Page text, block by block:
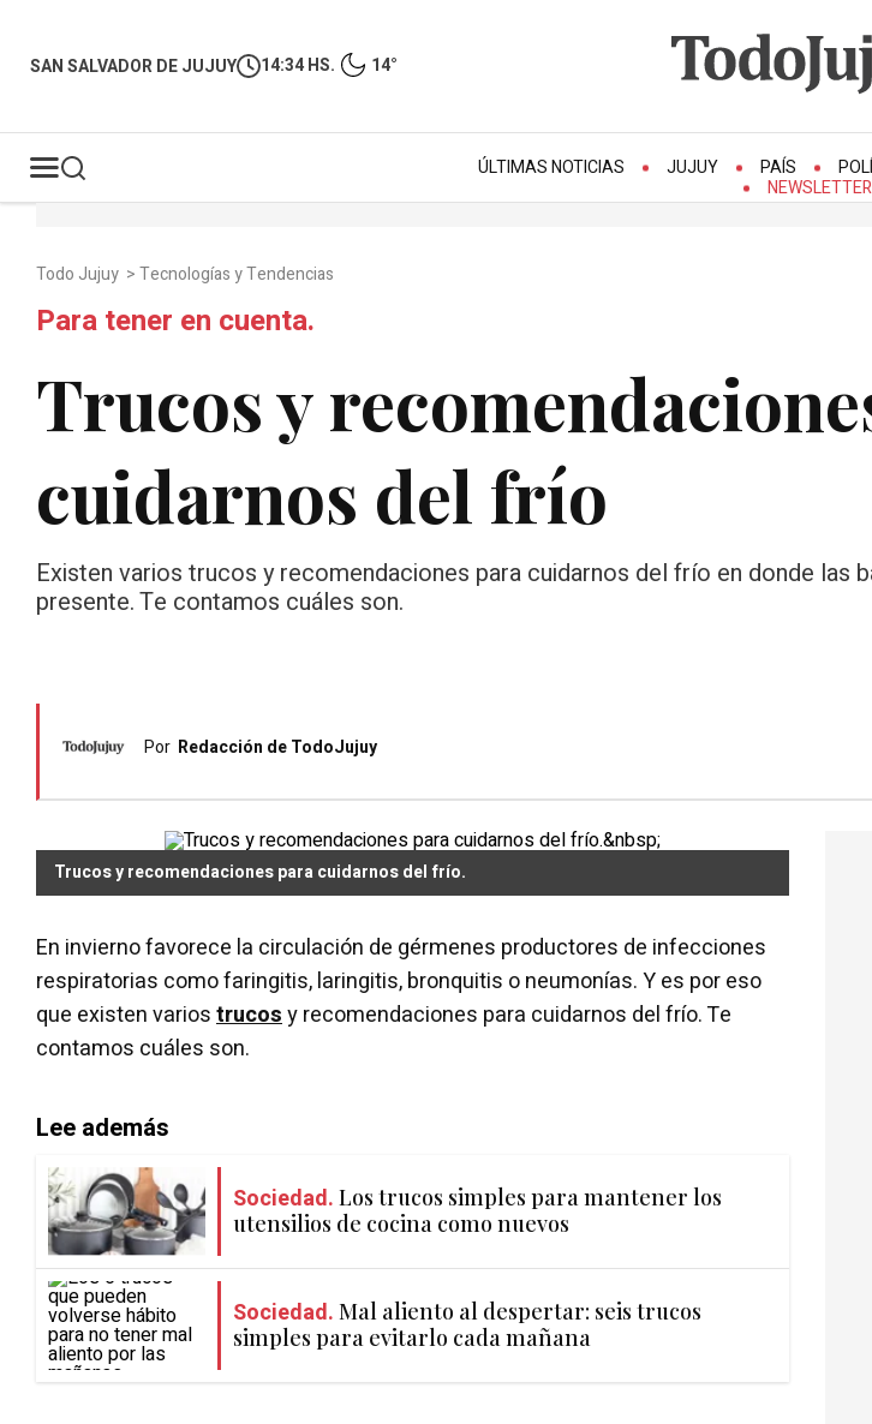
SAN SALVADOR DE JUJUY 14:34 HS. 14°
ÚLTIMAS NOTICIAS JUJUY PAÍS
NEWSLETTER
Todo Jujuy >Tecnologías y Tendencias
Para tener en cuenta.
Trucos y
cuidarnos del frío
Existen varios trucos y recomendaciones para cuidarnos del frío en donde las
presente. Te contamos cuáles son.
Por Redacción de TodoJujuy
Trucos y recomendaciones para cuidarnos del frío.
En invierno favorece la circulación de gérmenes productores de infecciones
respiratorias como faringitis, laringitis, bronquitis o neumonías. Y es por eso
que existen variostrucosy recomendaciones para cuidarnos del frío. Te
contamos cuáles son.
Lee además
Sociedad. Los trucos simples para mantener los
utensilios de cocina como nuevos
Sociedad. Mal aliento al despertar: seis trucos
simples para evitarlo cada mañana